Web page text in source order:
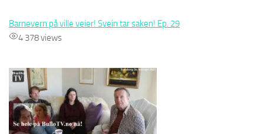
Barnevern på ville veier! Svein tar saken! Ep. 29
4 378 views